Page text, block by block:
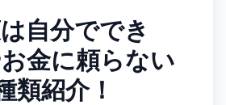
自分ででき
金に頼らない
類紹介！